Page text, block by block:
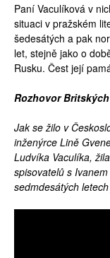
Paní Vaculíková v
situaci v pražském
šedesátých a pak
let, stejně jako o
Rusku. Čest její
Rozhovor
Jak se žilo v
inženýrce Lině
Ludvíka Vaculíka,
spisovatelů s
sedmdesátých